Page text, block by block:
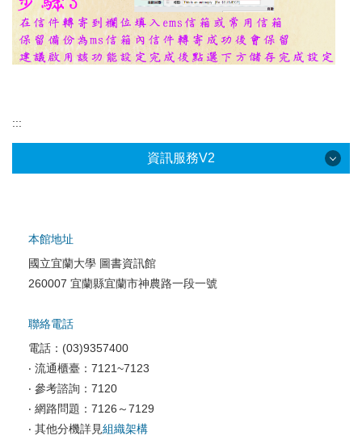
:::
資訊服務V2
校園網路服務
校園資訊安全
電腦教室相關
資訊服務申請
本館地址
國立宜蘭大學 圖書資訊館
260007 宜蘭縣宜蘭市神農路一段一號
聯絡電話
電話：(03)9357400
‧ 流通櫃臺：7121~7123
‧ 參考諮詢：7120
‧ 網路問題：7126～7129
‧ 其他分機詳見組織架構